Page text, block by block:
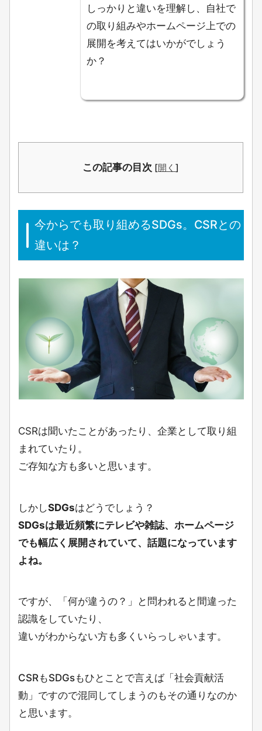
しっかりと違いを理解し、自社で
の取り組みやホームページ上での
展開を考えてはいかがでしょう
か？
この記事の目次 [開く]
今からでも取り組めるSDGs。CSRとの
違いは？
CSRは聞いたことがあったり、企業として取り組
まれていたり。
ご存知な方も多いと思います。
しかしSDGsはどうでしょう？
SDGsは最近頻繁にテレビや雑誌、ホームページ
でも幅広く展開されていて、話題になっています
よね。
ですが、「何が違うの？」と問われると間違った
認識をしていたり、
違いがわからない方も多くいらっしゃいます。
CSRもSDGsもひとことで言えば「社会貢献活
動」ですので混同してしまうのもその通りなのか
と思います。